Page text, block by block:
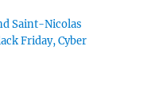
Saint-Nicolas
Friday, Cyber